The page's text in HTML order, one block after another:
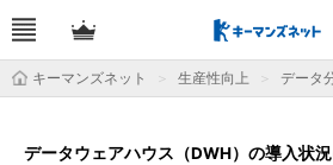
キーマンズネット 生産性向上 データ
データウェアハウス（DWH）の導入状